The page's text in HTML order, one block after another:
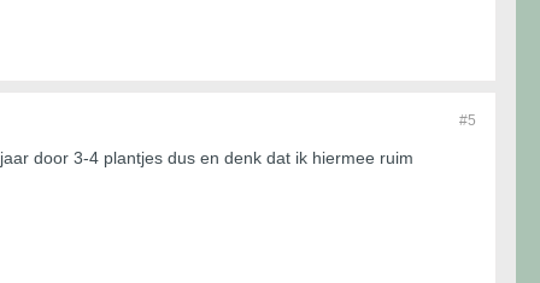
#5
door 3-4 plantjes dus en denk dat ik hiermee ruim